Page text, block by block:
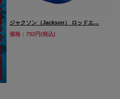
ジャクソン（Jackson） ロッドエ…
価格：792円(税込)